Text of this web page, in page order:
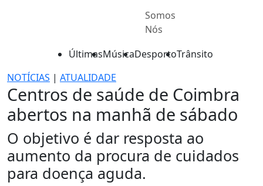
Somos
Nós
ÚltimasMúsicaDesportoTrânsito
NOTÍCIAS | ATUALIDADE
Centros de saúde de Coimbra
abertos na manhã de sábado
O objetivo é dar resposta ao
aumento da procura de cuidados
para doença aguda.